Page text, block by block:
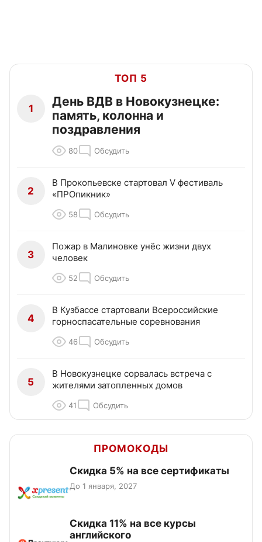
ТОП 5
1
День ВДВ в Новокузнецке:
память, колонна и
поздравления
80 Обсудить
2
В Прокопьевске стартовал V фестиваль
«ПРОпикник»
58 Обсудить
3
Пожар в Малиновке унёс жизни двух
человек
52 Обсудить
4
В Кузбассе стартовали Всероссийские
горноспасательные соревнования
46 Обсудить
5
В Новокузнецке сорвалась встреча с
жителями затопленных домов
41 Обсудить
ПРОМОКОДЫ
Скидка 5% на все сертификаты
До 1 января, 2027
Скидка 11% на все курсы
английского